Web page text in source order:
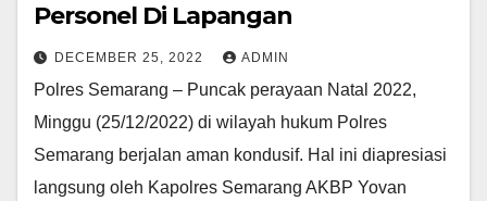
Personel Di Lapangan
DECEMBER 25, 2022 ADMIN
Polres Semarang – Puncak perayaan Natal 2022,
Minggu (25/12/2022) di wilayah hukum Polres
Semarang berjalan aman kondusif. Hal ini diapresiasi
langsung oleh Kapolres Semarang AKBP Yovan